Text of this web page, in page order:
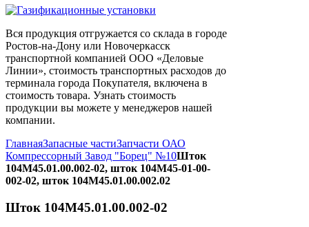
Вся продукция отгружается со склада в городе
Ростов-на-Дону или Новочеркасск
транспортной компанией ООО «Деловые
Линии», стоимость транспортных расходов до
терминала города Покупателя, включена в
стоимость товара. Узнать стоимость
продукции вы можете у менеджеров нашей
компании.
ГлавнаяЗапасные частиЗапчасти ОАО
Компрессорный Завод "Борец" №10Шток
104М45.01.00.002-02, шток 104М45-01-00-
002-02, шток 104М45.01.00.002.02
Шток 104М45.01.00.002-02